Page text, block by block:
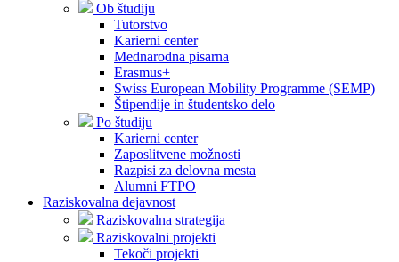
Ob študiju
Tutorstvo
Karierni center
Mednarodna pisarna
Erasmus+
Swiss European Mobility Programme (SEMP)
Štipendije in študentsko delo
Po študiju
Karierni center
Zaposlitvene možnosti
Razpisi za delovna mesta
Alumni FTPO
Raziskovalna dejavnost
Raziskovalna strategija
Raziskovalni projekti
Tekoči projekti